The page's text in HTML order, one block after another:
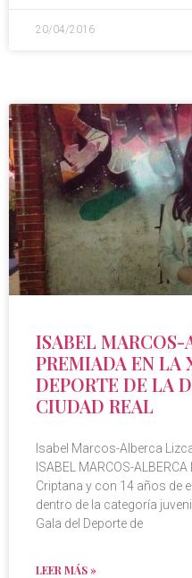
20/04/2016
ISABEL
PREMIADA EN LA
DEPORTE DE LA
CIUDAD REAL
Isabel Marcos-Alberca
ISABEL MARCOS-
Criptana y con 14 años de
dentro de la categoría
Gala del Deporte de
LEER MÁS »